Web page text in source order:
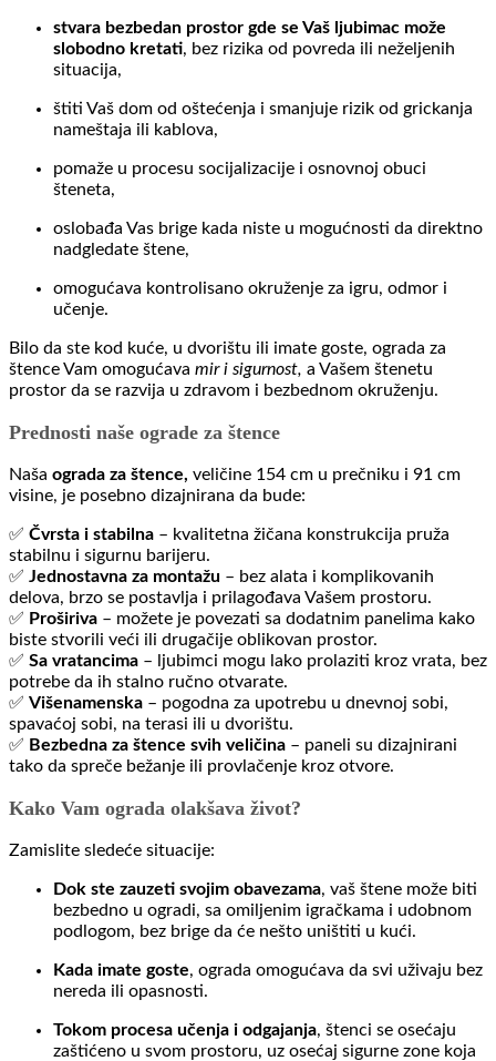
stvara bezbedan prostor gde se Vaš ljubimac može
slobodno kretati, bez rizika od povreda ili neželjenih
situacija,
štiti Vaš dom od oštećenja i smanjuje rizik od grickanja
nameštaja ili kablova,
pomaže u procesu socijalizacije i osnovnoj obuci
šteneta,
oslobađa Vas brige kada niste u mogućnosti da direktno
nadgledate štene,
omogućava kontrolisano okruženje za igru, odmor i
učenje.
Bilo da ste kod kuće, u dvorištu ili imate goste, ograda za
štence Vam omogućava mir i sigurnost, a Vašem štenetu
prostor da se razvija u zdravom i bezbednom okruženju.
Prednosti naše ograde za štence
Naša ograda za štence, veličine 154 cm u prečniku i 91 cm
visine, je posebno dizajnirana da bude:
✅ Čvrsta i stabilna – kvalitetna žičana konstrukcija pruža
stabilnu i sigurnu barijeru.
✅ Jednostavna za montažu – bez alata i komplikovanih
delova, brzo se postavlja i prilagođava Vašem prostoru.
✅ Proširiva – možete je povezati sa dodatnim panelima kako
biste stvorili veći ili drugačije oblikovan prostor.
✅ Sa vratancima – ljubimci mogu lako prolaziti kroz vrata, bez
potrebe da ih stalno ručno otvarate.
✅ Višenamenska – pogodna za upotrebu u dnevnoj sobi,
spavaćoj sobi, na terasi ili u dvorištu.
✅ Bezbedna za štence svih veličina – paneli su dizajnirani
tako da spreče bežanje ili provlačenje kroz otvore.
Kako Vam ograda olakšava život?
Zamislite sledeće situacije:
Dok ste zauzeti svojim obavezama, vaš štene može biti
bezbedno u ogradi, sa omiljenim igračkama i udobnom
podlogom, bez brige da će nešto uništiti u kući.
Kada imate goste, ograda omogućava da svi uživaju bez
nereda ili opasnosti.
Tokom procesa učenja i odgajanja, štenci se osećaju
zaštićeno u svom prostoru, uz osećaj sigurne zone koja